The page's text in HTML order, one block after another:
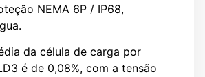
NEMA 6P / IP68,
da célula de carga por
é de 0,08%, com a tensão